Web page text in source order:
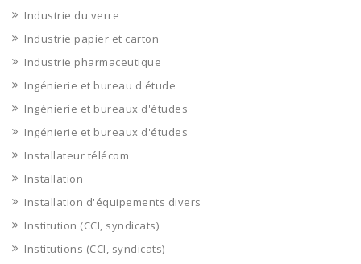
Industrie du verre
Industrie papier et carton
Industrie pharmaceutique
Ingénierie et bureau d'étude
Ingénierie et bureaux d'études
Ingénierie et bureaux d'études
Installateur télécom
Installation
Installation d'équipements divers
Institution (CCI, syndicats)
Institutions (CCI, syndicats)